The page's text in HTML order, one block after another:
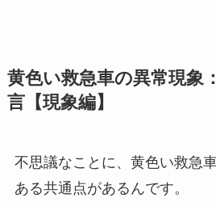
黄色い救急車の異常現象
言【現象編】
不思議なことに、黄色い救急
ある共通点があるんです。